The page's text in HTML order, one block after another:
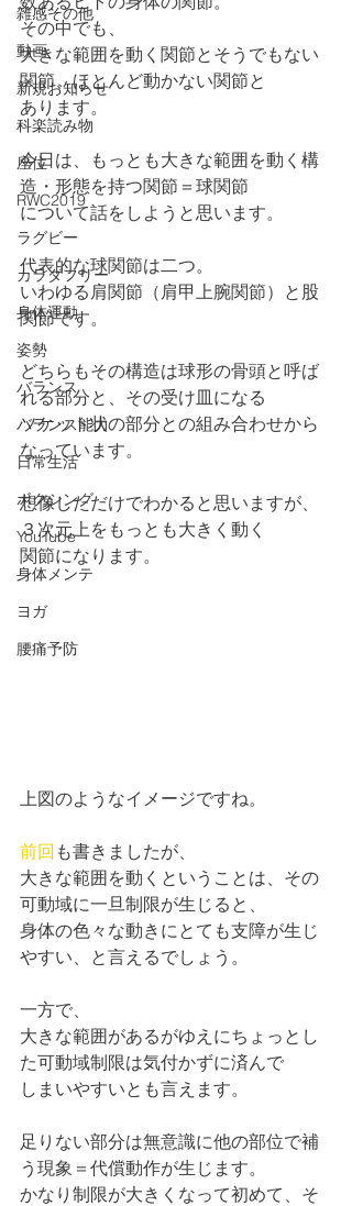
雑感その他
動画
新規お知らせ
科楽読み物
座位
RWC2019
ラグビー
カラダフリー
身体運動
姿勢
バランス
バランス能力
日常生活
ボクシング
YouTube
身体メンテ
ヨガ
腰痛予防
その中でも、
大きな範囲を動く関節とそうでもない
関節、ほとんど動かない関節と
あります。
今日は、もっとも大きな範囲を動く構
造・形態を持つ関節＝球関節
について話をしようと思います。
代表的な球関節は二つ。
いわゆる肩関節（肩甲上腕関節）と股
関節です。
どちらもその構造は球形の骨頭と呼ば
れる部分と、その受け皿になる
ソケット状の部分との組み合わせから
なっています。
想像しただけでわかると思いますが、
３次元上をもっとも大きく動く
関節になります。
上図のようなイメージですね。
前回 も書きましたが、
大きな範囲を動くということは、その
可動域に一旦制限が生じると、
身体の色々な動きにとても支障が生じ
やすい、と言えるでしょう。
一方で、
大きな範囲があるがゆえにちょっとし
た可動域制限は気付かずに済んで
しまいやすいとも言えます。
足りない部分は無意識に他の部位で補
う現象＝代償動作が生じます。
かなり制限が大きくなって初めて、そ